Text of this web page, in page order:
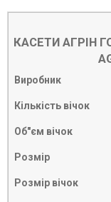
КАСЕТИ АГРІН
Виробник
Кількість вічок
Об"єм вічок
Розмір
Розмір вічок